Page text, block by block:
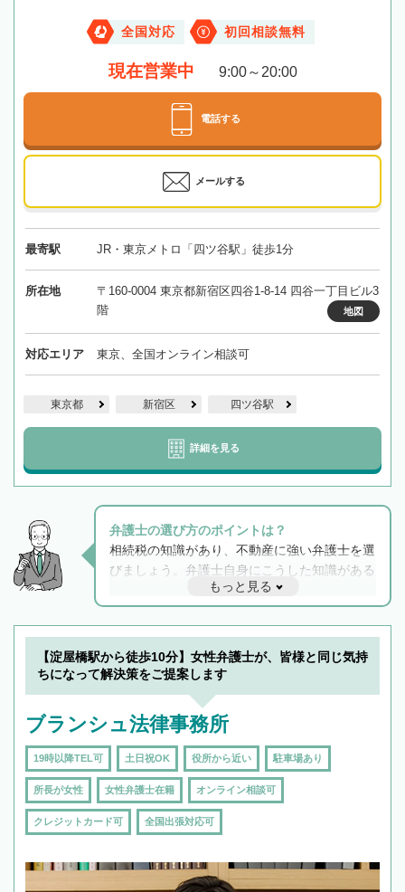
全国対応 初回相談無料
現在営業中 9:00～20:00
電話する
メールする
最寄駅 JR・東京メトロ「四ツ谷駅」徒歩1分
所在地
〒160-0004 東京都新宿区四谷1-8-14 四谷一丁目ビル3
階
地図
対応エリア 東京、全国オンライン相談可
東京都 新宿区 四ツ谷駅
詳細を見る
弁護士の選び方のポイントは？
相続税の知識があり、不動産に強い弁護士を選
びましょう。弁護士自身にこうした知識がある
と他士業との連携もスムーズに進み、トラブル
解決のみならず相続をトータルで任せることが
できます。また、相続は感情がからむ分野なの
でフィーリングも重要です。実際に電話や面談
で複数の弁護士と会話をしてウマが合う方に依
もっと見る
【淀屋橋駅から徒歩10分】女性弁護士が、皆様と同じ気持
ちになって解決策をご提案します
ブランシュ法律事務所
19時以降TEL可 土日祝OK 役所から近い 駐車場あり
所長が女性 女性弁護士在籍 オンライン相談可
クレジットカード可 全国出張対応可